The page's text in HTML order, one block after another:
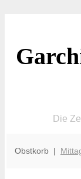
Die
Obstkorb |